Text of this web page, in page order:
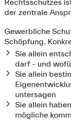
Rechtsschutzes
der zentrale
Gewerbliche
Schöpfung.
Sie allein
darf - und
Sie allein
untersagen
Sie allein
mögliche